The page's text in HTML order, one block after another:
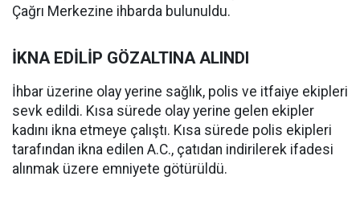
Çağrı Merkezine ihbarda bulunuldu.
İKNA EDİLİP GÖZALTINA ALINDI
İhbar üzerine olay yerine sağlık, polis ve itfaiye ekipleri
sevk edildi. Kısa sürede olay yerine gelen ekipler
kadını ikna etmeye çalıştı. Kısa sürede polis ekipleri
tarafından ikna edilen A.C., çatıdan indirilerek ifadesi
alınmak üzere emniyete götürüldü.